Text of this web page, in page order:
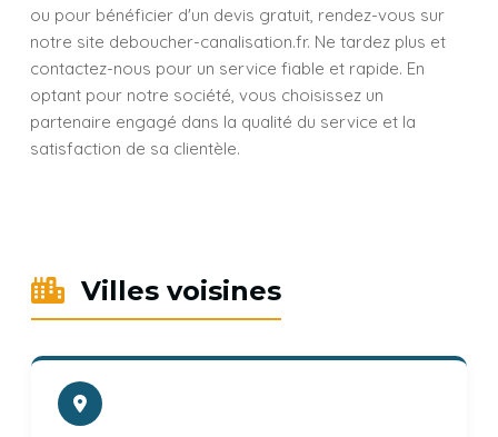
ou pour bénéficier d'un devis gratuit, rendez-vous sur
notre site deboucher-canalisation.fr. Ne tardez plus et
contactez-nous pour un service fiable et rapide. En
optant pour notre société, vous choisissez un
partenaire engagé dans la qualité du service et la
satisfaction de sa clientèle.
Villes voisines